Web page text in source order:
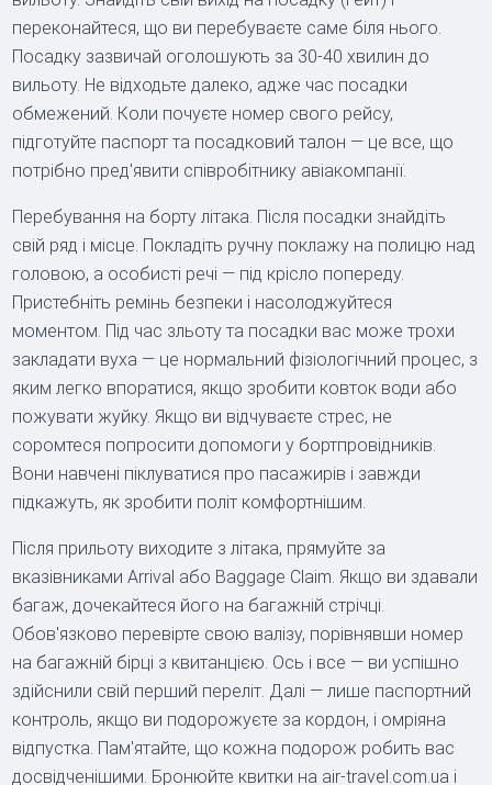
переконайтеся, що ви перебуваєте саме біля нього.
Посадку зазвичай оголошують за 30-40 хвилин до
вильоту. Не відходьте далеко, адже час посадки
обмежений. Коли почуєте номер свого рейсу,
підготуйте паспорт та посадковий талон — це все, що
потрібно пред'явити співробітнику авіакомпанії.
Перебування на борту літака. Після посадки знайдіть
свій ряд і місце. Покладіть ручну поклажу на полицю над
головою, а особисті речі — під крісло попереду.
Пристебніть ремінь безпеки і насолоджуйтеся
моментом. Під час зльоту та посадки вас може трохи
закладати вуха — це нормальний фізіологічний процес, з
яким легко впоратися, якщо зробити ковток води або
пожувати жуйку. Якщо ви відчуваєте стрес, не
соромтеся попросити допомоги у бортпровідників.
Вони навчені піклуватися про пасажирів і завжди
підкажуть, як зробити політ комфортнішим.
Після прильоту виходите з літака, прямуйте за
вказівниками Arrival або Baggage Claim. Якщо ви здавали
багаж, дочекайтеся його на багажній стрічці.
Обов'язково перевірте свою валізу, порівнявши номер
на багажній бірці з квитанцією. Ось і все — ви успішно
здійснили свій перший переліт. Далі — лише паспортний
контроль, якщо ви подорожуєте за кордон, і омріяна
відпустка. Пам'ятайте, що кожна подорож робить вас
досвідченішими. Бронюйте квитки на air-travel.com.ua і